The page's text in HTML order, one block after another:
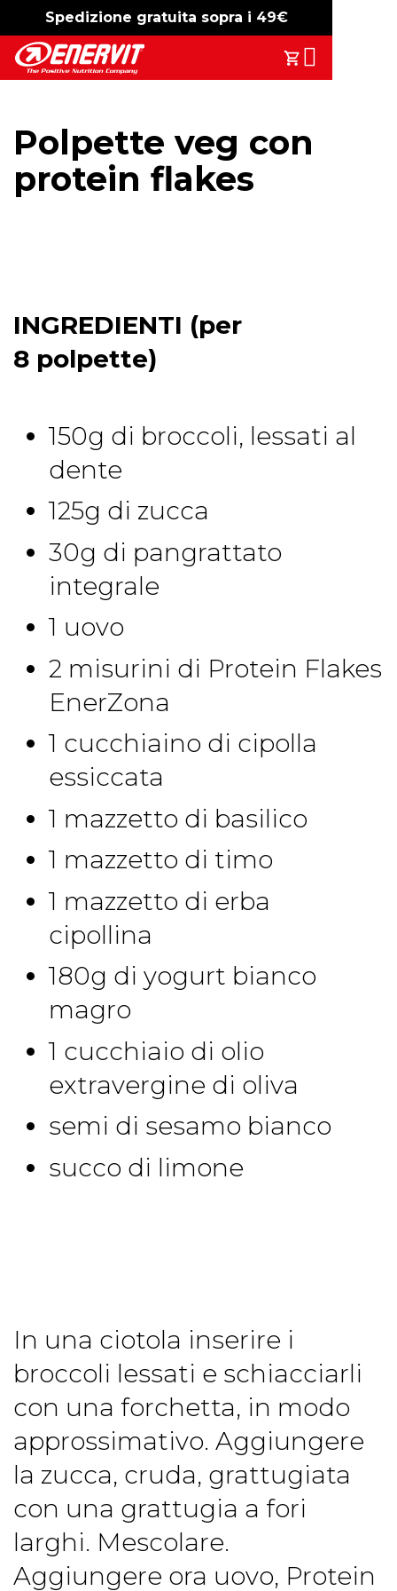
Spedizione gratuita sopra i 49€
-15% free shipping
Il Tuo
Search
Polpette veg con
protein flakes
INGREDIENTI (per
8 polpette)
150g di broccoli, lessati al
dente
125g di zucca
30g di pangrattato
integrale
1 uovo
2 misurini di Protein Flakes
EnerZona
1 cucchiaino di cipolla
essiccata
1 mazzetto di basilico
1 mazzetto di timo
1 mazzetto di erba
cipollina
180g di yogurt bianco
magro
1 cucchiaio di olio
extravergine di oliva
semi di sesamo bianco
succo di limone
In una ciotola inserire i
broccoli lessati e schiacciarli
con una forchetta, in modo
approssimativo. Aggiungere
la zucca, cruda, grattugiata
con una grattugia a fori
larghi. Mescolare.
Aggiungere ora uovo, Protein